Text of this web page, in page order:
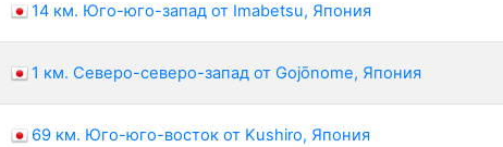
14 км. Юго-юго-запад от Imabetsu, Япония
1 км. Северо-северо-запад от Gojōnome, Япония
69 км. Юго-юго-восток от Kushiro, Япония